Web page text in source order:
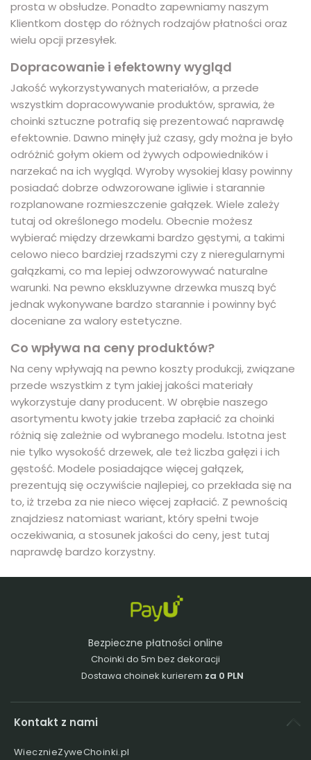
prosta w obsłudze. Ponadto zapewniamy naszym
Klientkom dostęp do różnych rodzajów płatności oraz
wielu opcji przesyłek.
Dopracowanie i efektowny wygląd
Jakość wykorzystywanych materiałów, a przede
wszystkim dopracowywanie produktów, sprawia, że
choinki sztuczne potrafią się prezentować naprawdę
efektownie. Dawno minęły już czasy, gdy można je było
odróżnić gołym okiem od żywych odpowiedników i
narzekać na ich wygląd. Wyroby wysokiej klasy powinny
posiadać dobrze odwzorowane igliwie i starannie
rozplanowane rozmieszczenie gałązek. Wiele zależy
tutaj od określonego modelu. Obecnie możesz
wybierać między drzewkami bardzo gęstymi, a takimi
celowo nieco bardziej rzadszymi czy z nieregularnymi
gałązkami, co ma lepiej odwzorowywać naturalne
warunki. Na pewno ekskluzywne drzewka muszą być
jednak wykonywane bardzo starannie i powinny być
doceniane za walory estetyczne.
Co wpływa na ceny produktów?
Na ceny wpływają na pewno koszty produkcji, związane
przede wszystkim z tym jakiej jakości materiały
wykorzystuje dany producent. W obrębie naszego
asortymentu kwoty jakie trzeba zapłacić za choinki
różnią się zależnie od wybranego modelu. Istotna jest
nie tylko wysokość drzewek, ale też liczba gałęzi i ich
gęstość. Modele posiadające więcej gałązek,
prezentują się oczywiście najlepiej, co przekłada się na
to, iż trzeba za nie nieco więcej zapłacić. Z pewnością
znajdziesz natomiast wariant, który spełni twoje
oczekiwania, a stosunek jakości do ceny, jest tutaj
naprawdę bardzo korzystny.
Bezpieczne płatności online
Choinki do 5m bez dekoracji
Dostawa choinek kurierem za 0 PLN
Kontakt z nami
WiecznieZyweChoinki.pl